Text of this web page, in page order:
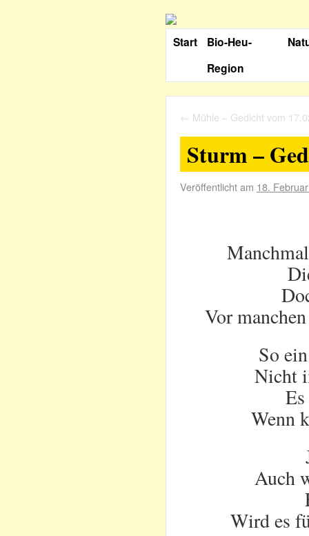
Start
Bio-Heu-
Region
← Mühle – Gedicht vom
Sturm –
Veröffentlicht am 18.
Vor
So
Nicht
Wenn
Auch
Wird es